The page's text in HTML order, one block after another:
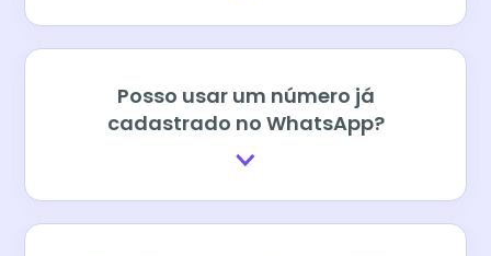
Posso usar um número já
cadastrado no WhatsApp?